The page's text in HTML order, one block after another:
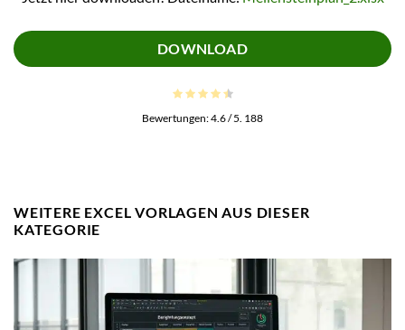
DOWNLOAD
Bewertungen:4.6/ 5. 188
WEITERE EXCEL VORLAGEN AUS DIESER
KATEGORIE